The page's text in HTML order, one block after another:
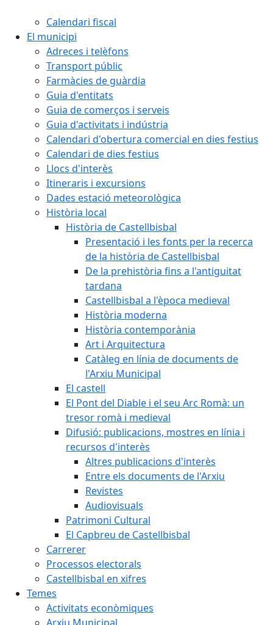
Calendari fiscal
El municipi
Adreces i telèfons
Transport públic
Farmàcies de guàrdia
Guia d'entitats
Guia de comerços i serveis
Guia d'activitats i indústria
Calendari d'obertura comercial en dies festius
Calendari de dies festius
Llocs d'interès
Itineraris i excursions
Dades estació meteorològica
Història local
Història de Castellbisbal
Presentació i les fonts per la recerca
de la història de Castellbisbal
De la prehistòria fins a l'antiguitat
tardana
Castellbisbal a l'època medieval
Història moderna
Història contemporània
Art i Arquitectura
Catàleg en línia de documents de
l'Arxiu Municipal
El castell
El Pont del Diable i el seu Arc Romà: un
tresor romà i medieval
Difusió: publicacions, mostres en línia i
recursos d'interès
Altres publicacions d'interès
Entre els documents de l'Arxiu
Revistes
Audiovisuals
Patrimoni Cultural
El Capbreu de Castellbisbal
Carrerer
Processos electorals
Castellbisbal en xifres
Temes
Activitats econòmiques